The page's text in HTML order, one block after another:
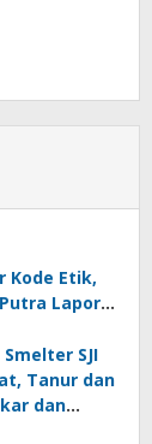
Kode Etik,
Lapor
SJI
Tanur dan
dan